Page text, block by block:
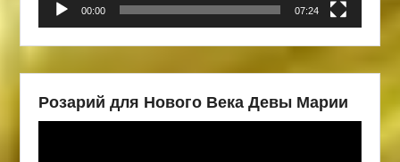
00:00 07:24
Розарий для Нового Века Девы Марии